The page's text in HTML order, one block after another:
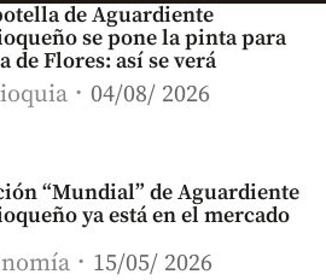
de Aguardiente
se pone la pinta para
de Flores: así se verá
04/08/ 2026
“Mundial” de Aguardiente
ya está en el mercado
15/05/ 2026